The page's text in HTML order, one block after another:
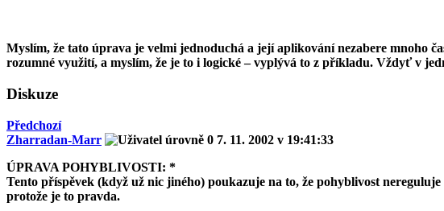
Myslím, že tato úprava je velmi jednoduchá a její aplikování nezabere mnoho
rozumné využití, a myslím, že je to i logické – vyplývá to z příkladu. Vždyť v
Diskuze
Předchozí
Zharradan-Marr
7. 11. 2002 v 19:41:33
ÚPRAVA POHYBLIVOSTI: *
Tento příspěvek (když už nic jiného) poukazuje na to, že pohyblivost nereguluje
protože je to pravda.